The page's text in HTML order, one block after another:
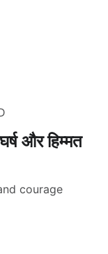
और हिम्मत
courage